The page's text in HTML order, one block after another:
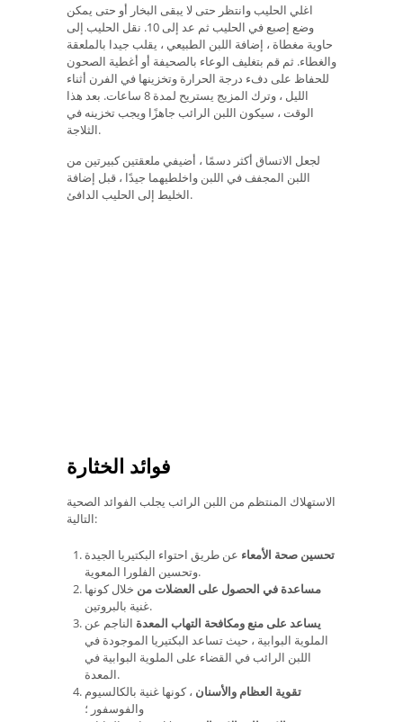
اغلي الحليب وانتظر حتى لا يبقى البخار أو حتى يمكن
وضع إصبع في الحليب ثم عد إلى 10. نقل الحليب إلى
حاوية مغطاة ، إضافة اللبن الطبيعي ، يقلب جيدا بالملعقة
والغطاء. ثم قم بتغليف الوعاء بالصحيفة أو أغطية الصحون
للحفاظ على دفء درجة الحرارة وتخزينها في الفرن أثناء
الليل ، وترك المزيج يستريح لمدة 8 ساعات. بعد هذا
الوقت ، سيكون اللبن الرائب جاهزًا ويجب تخزينه في
الثلاجة.
لجعل الاتساق أكثر دسمًا ، أضيفي ملعقتين كبيرتين من
اللبن المجفف في اللبن واخلطيهما جيدًا ، قبل إضافة
الخليط إلى الحليب الدافئ.
فوائد الخثارة
الاستهلاك المنتظم من اللبن الرائب يجلب الفوائد الصحية
التالية:
تحسين صحة الأمعاء عن طريق احتواء البكتيريا الجيدة
وتحسين الفلورا المعوية.
مساعدة في الحصول على العضلات من خلال كونها
غنية بالبروتين.
يساعد على منع ومكافحة التهاب المعدة الناجم عن
الملوية البوابية ، حيث تساعد البكتيريا الموجودة في
اللبن الرائب في القضاء على الملوية البوابية في
المعدة.
تقوية العظام والأسنان ، كونها غنية بالكالسيوم
والفوسفور ؛